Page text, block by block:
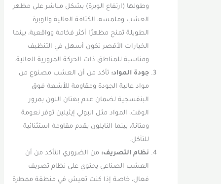
وطولها (ارتفاع الوبرة) بشكل مباشر على مظهر
العشب وملمسه، الكثافة العالية والوبرة
الطويلة تمنح مظهرًا أكثر فخامة وواقعية، بينما
الخيارات الأقصر تكون أسهل في التنظيف
ومناسبة للمناطق ذات الحركة المرورية العالية.
جودة المواد:تأكد من أن العشب مصنوع من
مواد عالية الجودة ومقاومة للأشعة فوق
البنفسجية لضمان عدم بهتان اللون بمرور
الوقت، المواد مثل البولي إيثيلين توفر نعومة
ومتانة، بينما النايلون يقدم مقاومة استثنائية
للتآكل.
نظام التصريف:من الضروري التأكد من أن
العشب الصناعي يحتوي على نظام تصريف
فعال، خاصة إذا كنت تعيش في منطقة ممطرة